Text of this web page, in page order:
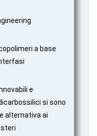
a base
e
si sono
alternativa ai